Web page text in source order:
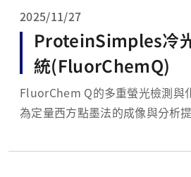
2025/11/27
ProteinSimples冷
統(FluorChemQ)
FluorChem Q的多重螢光檢測與
為定量西方點墨法的成像與分析
多種應用所需的靈活性。 功能特色： 六位置濾